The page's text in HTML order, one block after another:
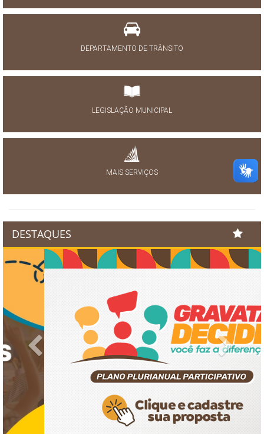
DEPARTAMENTO DE TRÂNSITO
LEGISLAÇÃO MUNICIPAL
MAIS SERVIÇOS
DESTAQUES
Previous Next